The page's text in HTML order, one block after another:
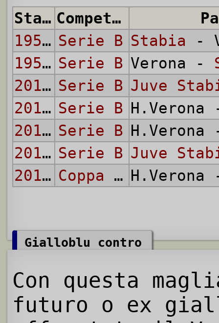
Stagione Competizione
1951/52 Serie B Stabia -
1951/52 Serie B Verona -
2011/12 Serie B Juve
2011/12 Serie B
2012/13 Serie B
2012/13 Serie B Juve
2018/19
Coppa Italia
Gialloblu contro
Con questa
futuro o ex